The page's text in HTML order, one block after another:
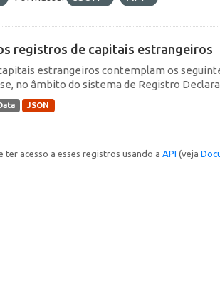
registros de capitais estrangeiros
estrangeiros contemplam os
no âmbito do sistema de Registro
JSON
ter acesso a esses registros usando a API (veja